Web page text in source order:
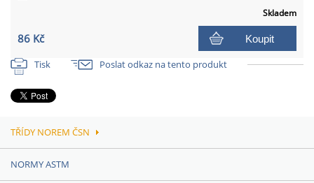
Skladem
86 Kč Koupit
Tisk Poslat odkaz na tento produkt
TŘÍDY NOREM ČSN
NORMY ASTM